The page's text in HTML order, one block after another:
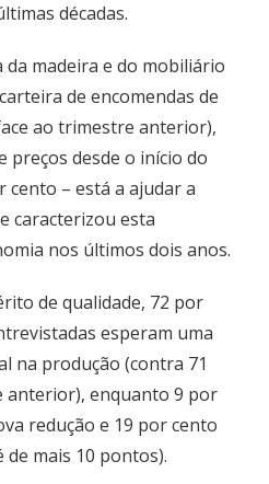
décadas.
madeira e do mobiliário
de encomendas de
ao trimestre anterior),
preços desde o início do
cento – está a ajudar a
caracterizou esta
nos últimos dois anos.
de qualidade, 72 por
esperam uma
na produção (contra 71
enquanto 9 por
redução e 19 por cento
mais 10 pontos).